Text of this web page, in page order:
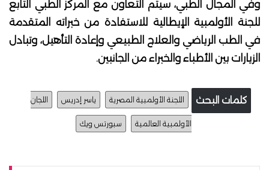
وفي المجال الطبي، سيتم التعاون مع المركز الطبي التابع
للجنة الأولمبية الإيطالية للاستفادة من خبراته المتقدمة
في الطب الرياضي والعلاج الطبيعي وإعادة التأهيل، وتبادل
الزيارات بين الأطباء والخبراء من الجانبين.
كلمات البحث اللجنة الأولمبية المصرية ياسر إدريس اللجان
الأولمبية العالمية سبورتس ويك